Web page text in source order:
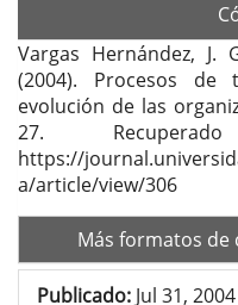
Vargas Hernández, J.
(2004). Procesos de
evolución de las
27.
https://
a/article/view/306
Más formatos de
Publicado: Jul 31, 2004